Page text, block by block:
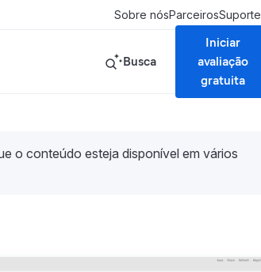
Sobre nósParceirosSuporte
Busca
Iniciar
avaliação
gratuita
o conteúdo esteja disponível em vários